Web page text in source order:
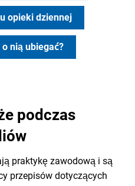
opieki dziennej
nią ubiegać?
podczas
praktykę zawodową i są
przepisów dotyczących